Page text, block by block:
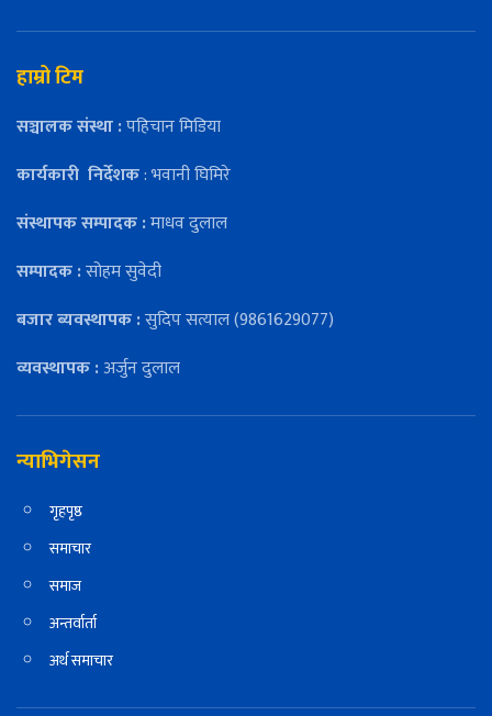
हाम्रो टिम
सञ्चालक संस्था :पहिचान मिडिया
कार्यकारी निर्देशक: भवानी घिमिरे
संस्थापक सम्पादक :माधव दुलाल
सम्पादक :सोहम सुवेदी
बजार ब्यवस्थापक :सुदिप सत्याल (9861629077)
व्यवस्थापक :अर्जुन दुलाल
न्याभिगेसन
गृहपृष्ठ
समाचार
समाज
अन्तर्वार्ता
अर्थ समाचार